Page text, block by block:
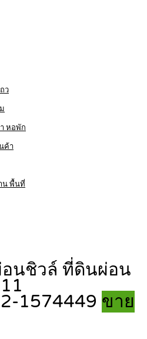
ว
หอพัก
ค้า
น พื้นที่
นชิวล์ ที่ดินผ่อน
1574449 ขาย